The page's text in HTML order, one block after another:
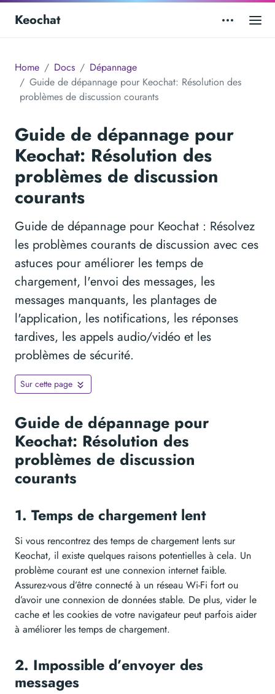
Keochat
Home Docs
Dépannage
Guide de dépannage pour Keochat: Résolution des
problèmes de discussion courants
Guide de dépannage pour
Keochat: Résolution des
problèmes de discussion
courants
Guide de dépannage pour Keochat : Résolvez
les problèmes courants de discussion avec ces
astuces pour améliorer les temps de
chargement, l'envoi des messages, les
messages manquants, les plantages de
l'application, les notifications, les réponses
tardives, les appels audio/vidéo et les
problèmes de sécurité.
Sur cette page
Guide de dépannage pour
Keochat: Résolution des
problèmes de discussion
courants
1. Temps de chargement lent
Si vous rencontrez des temps de chargement lents sur
Keochat, il existe quelques raisons potentielles à cela. Un
problème courant est une connexion internet faible.
Assurez-vous d’être connecté à un réseau Wi-Fi fort ou
d’avoir une connexion de données stable. De plus, vider le
cache et les cookies de votre navigateur peut parfois aider
à améliorer les temps de chargement.
2. Impossible d’envoyer des
messages